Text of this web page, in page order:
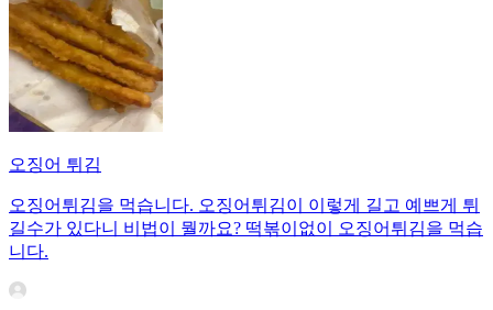
오징어 튀김
오징어튀김을 먹습니다. 오징어튀김이 이렇게 길고 예쁘게 튀
길수가 있다니 비법이 뭘까요? 떡볶이없이 오징어튀김을 먹습
니다.